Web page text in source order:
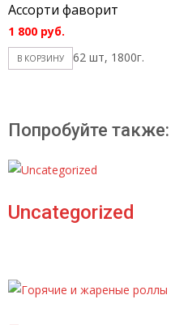
Ассорти фаворит
1 800 руб.
В КОРЗИНУ 62 шт, 1800г.
Попробуйте также:
Uncategorized